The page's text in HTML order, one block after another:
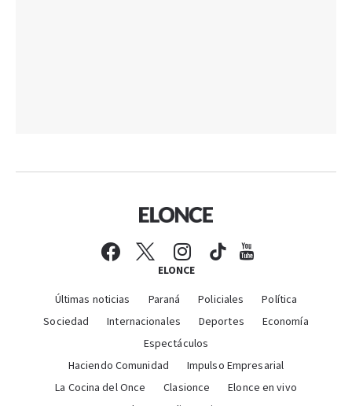
ELONCE
Últimas noticias Paraná Policiales
Política
Sociedad
Internacionales Deportes
Economía
Espectáculos
Haciendo Comunidad
Impulso Empresarial
La Cocina del Once
Clasionce
Elonce en vivo